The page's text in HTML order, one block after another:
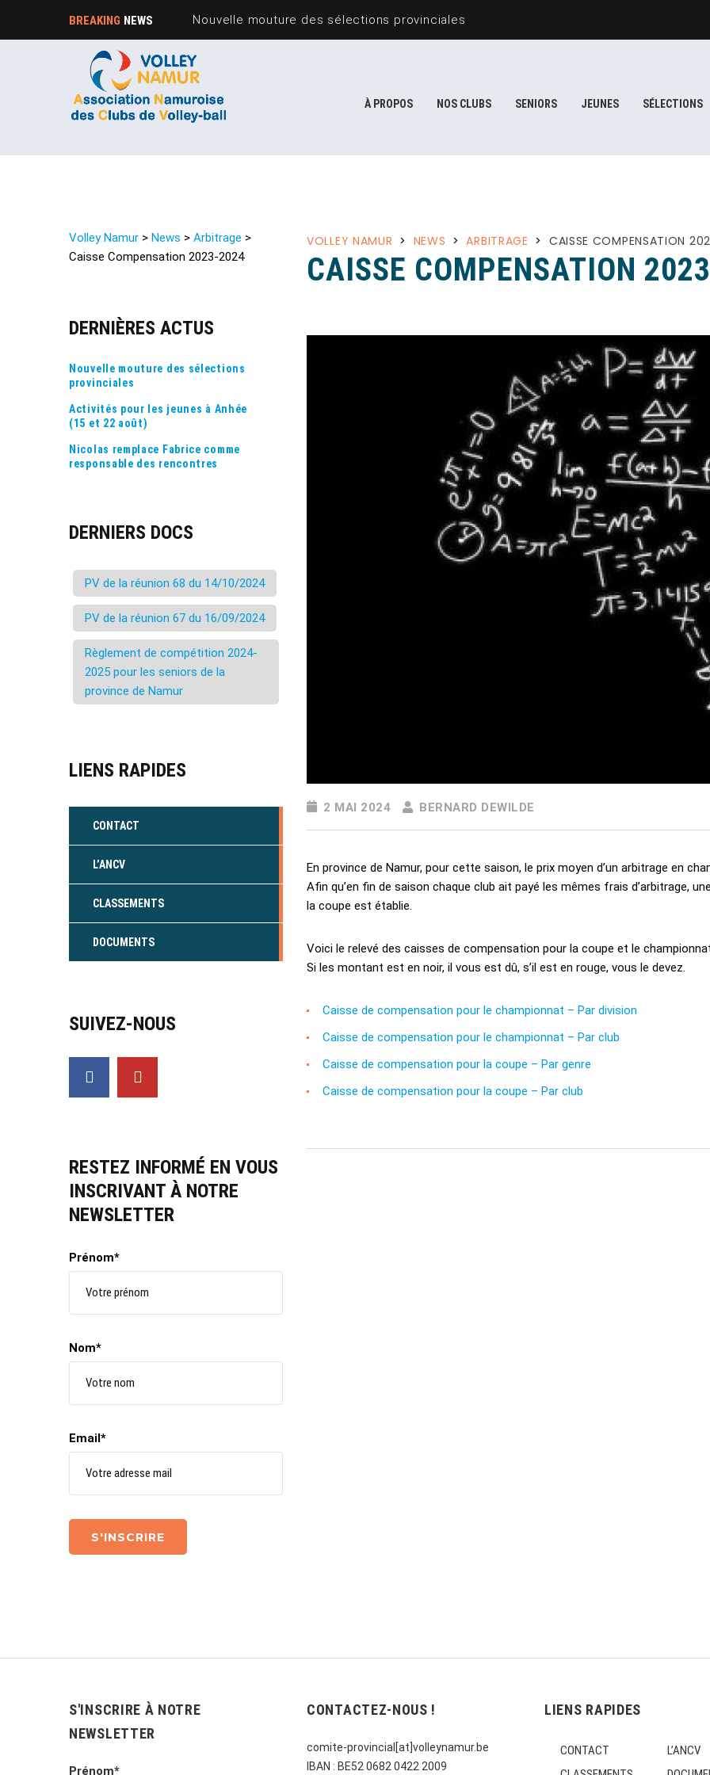
BREAKING NEWS Nouvelle mouture des sélections provinciales
À PROPOS NOS CLUBS SENIORS JEUNES SÉLECTIONS
VOLLEY NAMUR > NEWS > ARBITRAGE > CAISSE COMPENSATION
CAISSE COMPENSATION
2 MAI 2024 BERNARD DEWILDE
En province de Namur, pour cette saison, le prix moyen d’un arbitrage en
Afin qu’en fin de saison chaque club ait payé les mêmes frais d’arbitrage,
la coupe est établie.
Voici le relevé des caisses de compensation pour la coupe et le
Si les montant est en noir, il vous est dû, s’il est en rouge, vous le devez.
Caisse de compensation pour le championnat – Par division
Caisse de compensation pour le championnat – Par club
Caisse de compensation pour la coupe – Par genre
Caisse de compensation pour la coupe – Par club
Volley Namur > News > Arbitrage >
Caisse Compensation 2023-2024
DERNIÈRES ACTUS
Nouvelle mouture des sélections
provinciales
Activités pour les jeunes à Anhée
(15 et 22 août)
Nicolas remplace Fabrice comme
responsable des rencontres
DERNIERS DOCS
PV de la réunion 68 du 14/10/2024
PV de la réunion 67 du 16/09/2024
Règlement de compétition 2024-
2025 pour les seniors de la
province de Namur
LIENS RAPIDES
CONTACT
L’ANCV
CLASSEMENTS
DOCUMENTS
SUIVEZ-NOUS
RESTEZ INFORMÉ EN VOUS
INSCRIVANT À NOTRE
NEWSLETTER
Prénom*
Nom*
Email*
S'INSCRIRE À NOTRE
NEWSLETTER
Prénom*
CONTACTEZ-NOUS !
comite-provincial[at]volleynamur.be
IBAN : BE52 0682 0422 2009
LIENS RAPIDES
CONTACT
L’ANCV